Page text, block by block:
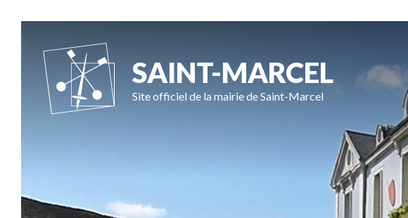
SAINT-MARCEL
Site officiel de la mairie de Saint-Marcel